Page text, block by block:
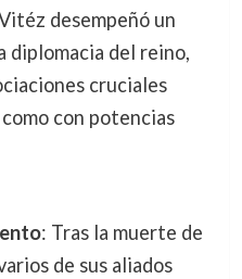
desempeñó un
diplomacia del reino,
cruciales
con potencias
: Tras la muerte de
de sus aliados